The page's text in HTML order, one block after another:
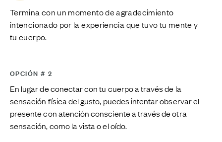
Termina con un momento de agradecimiento
intencionado por la experiencia que tuvo tu mente y
tu cuerpo.
OPCIÓN # 2
En lugar de conectar con tu cuerpo a través de la
sensación física del gusto, puedes intentar observar el
presente con atención consciente a través de otra
sensación, como la vista o el oído.